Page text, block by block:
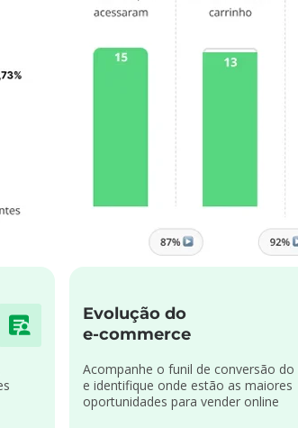
Evolução do
e-commerce
Acompanhe o funil de conversão do
e identifique onde estão as maiores
oportunidades para vender online